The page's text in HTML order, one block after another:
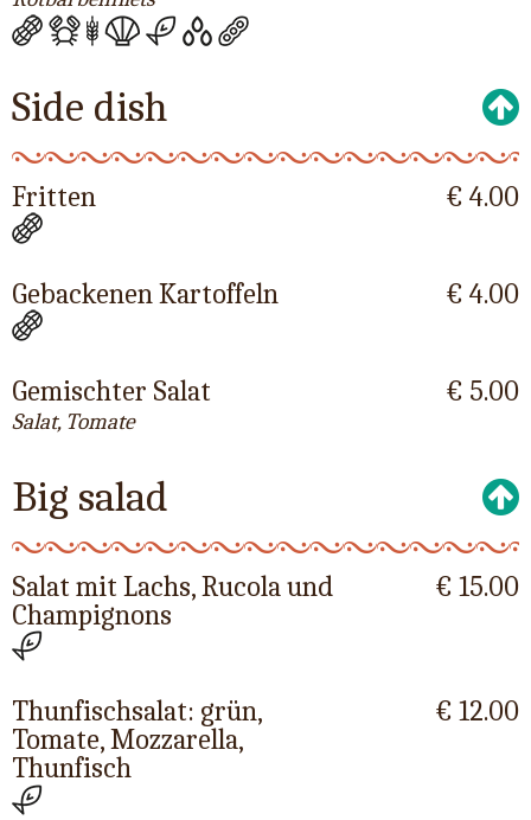
Side dish
Fritten € 4.00
Gebackenen Kartoffeln € 4.00
Gemischter Salat
Salat, Tomate
€ 5.00
Big salad
Salat mit Lachs, Rucola und
Champignons
€ 15.00
Thunfischsalat: grün,
Tomate, Mozzarella,
Thunfisch
€ 12.00